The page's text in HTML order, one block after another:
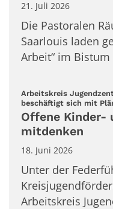
21. Juli 2026
Die Pastoralen
Saarlouis laden
Arbeit“ im Bistum
Arbeitskreis
beschäftigt sich mit
Offene Kinder-
mitdenken
18. Juni 2026
Unter der
Arbeitskreis